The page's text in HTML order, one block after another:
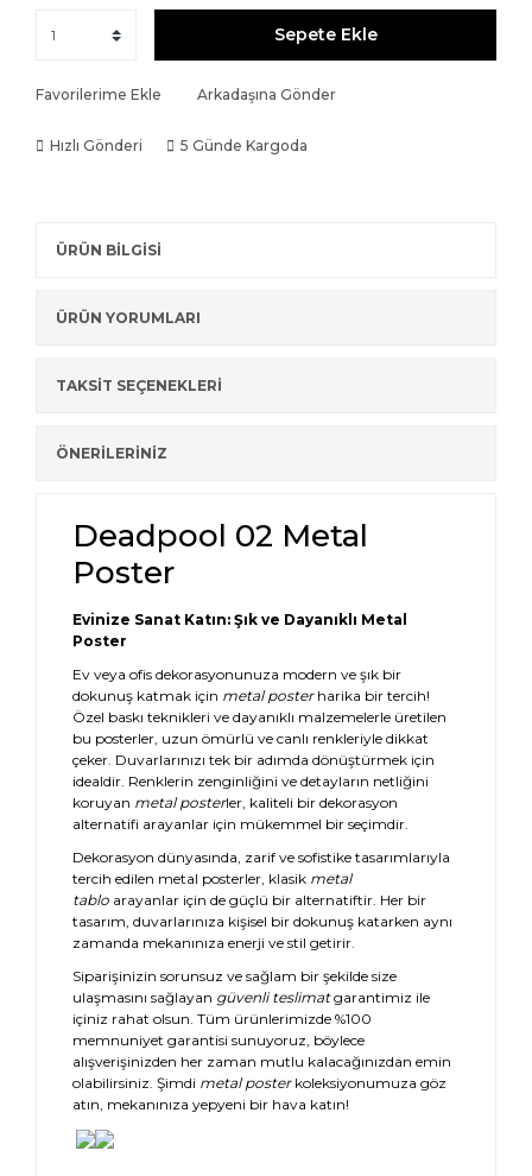
Sepete Ekle
Favorilerime Ekle Arkadaşına Gönder
Hızlı Gönderi 5 Günde Kargoda
ÜRÜN BİLGİSİ
ÜRÜN YORUMLARI
TAKSİT SEÇENEKLERİ
ÖNERİLERİNİZ
Deadpool 02 Metal
Poster
Evinize Sanat Katın: Şık ve Dayanıklı Metal
Poster
Ev veya ofis dekorasyonunuza modern ve şık bir
dokunuş katmak için metal posterharika bir tercih!
Özel baskı teknikleri ve dayanıklı malzemelerle üretilen
bu posterler, uzun ömürlü ve canlı renkleriyle dikkat
çeker. Duvarlarınızı tek bir adımda dönüştürmek için
idealdir. Renklerin zenginliğini ve detayların netliğini
koruyan metal posterler, kaliteli bir dekorasyon
alternatifi arayanlar için mükemmel bir seçimdir.
Dekorasyon dünyasında, zarif ve sofistike tasarımlarıyla
tercih edilen metal posterler, klasik metal
tablo arayanlar için de güçlü bir alternatiftir. Her bir
tasarım, duvarlarınıza kişisel bir dokunuş katarken aynı
zamanda mekanınıza enerji ve stil getirir.
Siparişinizin sorunsuz ve sağlam bir şekilde size
ulaşmasını sağlayan güvenli teslimatgarantimiz ile
içiniz rahat olsun. Tüm ürünlerimizde %100
memnuniyet garantisi sunuyoruz, böylece
alışverişinizden her zaman mutlu kalacağınızdan emin
olabilirsiniz. Şimdi metal posterkoleksiyonumuza göz
atın, mekanınıza yepyeni bir hava katın!